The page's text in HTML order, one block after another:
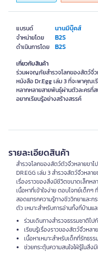
แบรนด์ นานมีบุ๊คส์
จำหน่ายโดย B2S
ดำเนินการโดย B2S
เกี่ยวกับสินค้า
ร่วมผจญภัยสำรวจโลกของสัตว์จิ๋ว
หนังสือ Dr.Egg เล่ม 3 ที่จะพาคุณเ
หลากหลายสายพันธุ์ผ่านตัวละครที่
อยากเรียนรู้อย่างสร้างสรรค์
รายละเอียดสินค้า
สำรวจโลกของสัตว์ตัวจิ๋วหลายขา
DR.EGG เล่ม 3 สำรวจสัตว์จิ๋วหล
เรื่องราวของสิ่งมีชีวิตขนาดเล็กห
เนื้อหาที่เข้าใจง่าย ตอบโจทย์เด็ก
สอดแทรกความรู้ทางชีววิทยาและก
ตัว เหมาะสำหรับการอ่านทั้งที่บ้านแล
ร่วมเดินทางสำรวจธรรมชาติไ
เรียนรู้เรื่องราวของสัตว์จิ๋วหลา
เนื้อหาเหมาะสำหรับเด็กที่รักธร
ช่วยกระตุ้นความสนใจใฝ่รู้ในสิ่